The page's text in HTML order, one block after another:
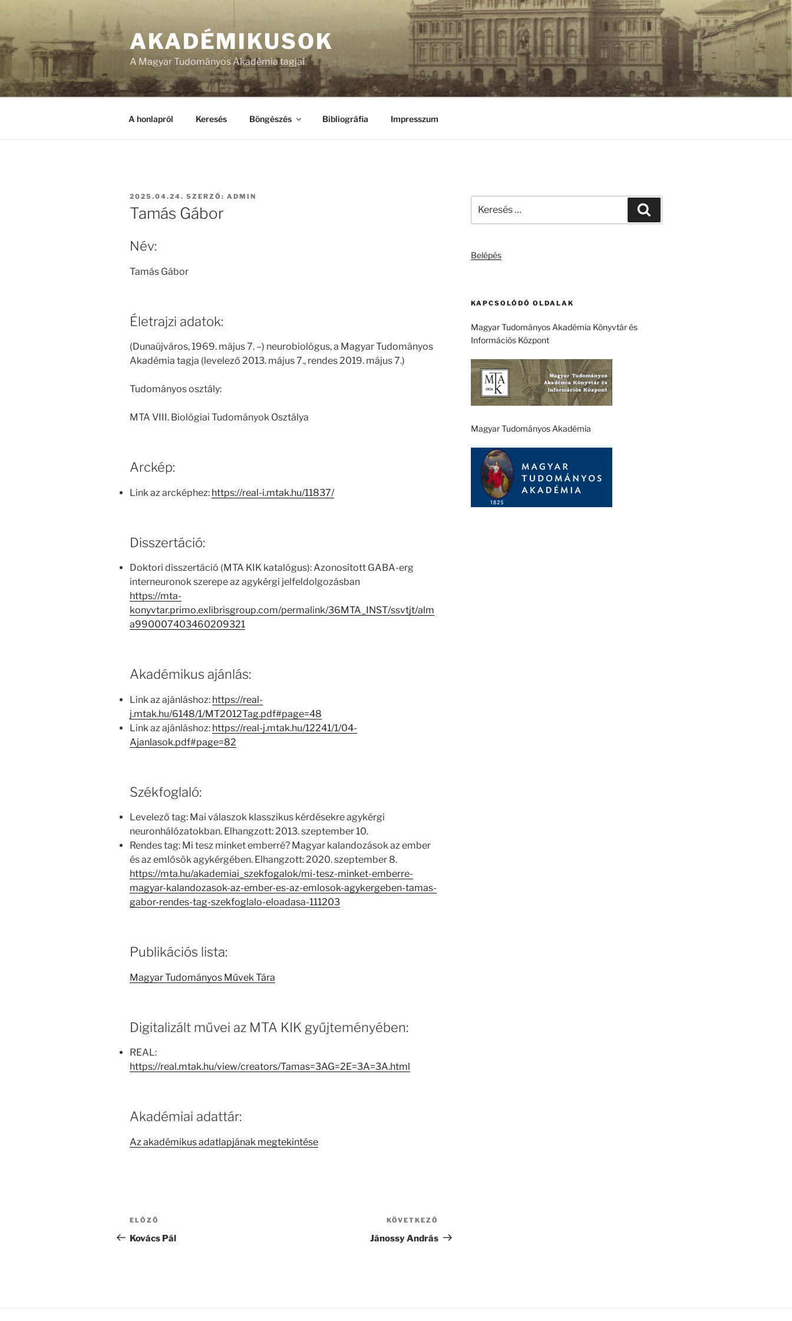
AKADÉMIKUSOK
A Magyar Tudományos Akadémia tagjai
A honlapról Keresés Böngészés Bibliográfia Impresszum
BEKÜLDVE:
2025.04.24. SZERZŐ: ADMIN
Tamás Gábor
Név:
Tamás Gábor
Életrajzi adatok:
(Dunaújváros, 1969. május 7. –) neurobiológus, a Magyar Tudományos
Akadémia tagja (levelező 2013. május 7., rendes 2019. május 7.)
Tudományos osztály:
MTA VIII. Biológiai Tudományok Osztálya
Arckép:
Link az arcképhez: https://real-i.mtak.hu/11837/
Disszertáció:
Doktori disszertáció (MTA KIK katalógus): Azonosított GABA-erg
interneuronok szerepe az agykérgi jelfeldolgozásban
https://mta-
konyvtar.primo.exlibrisgroup.com/permalink/36MTA_INST/ssvtjt/alm
a990007403460209321
Akadémikus ajánlás:
Link az ajánláshoz: https://real-
j.mtak.hu/6148/1/MT2012Tag.pdf#page=48
Link az ajánláshoz: https://real-j.mtak.hu/12241/1/04-
Ajanlasok.pdf#page=82
Székfoglaló:
Levelező tag: Mai válaszok klasszikus kérdésekre agykérgi
neuronhálózatokban. Elhangzott: 2013. szeptember 10.
Rendes tag: Mi tesz minket emberré? Magyar kalandozások az ember
és az emlősök agykérgében. Elhangzott: 2020. szeptember 8.
https://mta.hu/akademiai_szekfogalok/mi-tesz-minket-emberre-
magyar-kalandozasok-az-ember-es-az-emlosok-agykergeben-tamas-
gabor-rendes-tag-szekfoglalo-eloadasa-111203
Publikációs lista:
Magyar Tudományos Művek Tára
Digitalizált művei az MTA KIK gyűjteményében:
REAL:
https://real.mtak.hu/view/creators/Tamas=3AG=2E=3A=3A.html
Akadémiai adattár:
Az akadémikus adatlapjának megtekintése
Bejegyzés
navigáció
Korábbi
bejegyzés
ELŐZŐ
Kovács Pál
bejegyzés
KÖVETKEZŐ
Jánossy András
következő
Belépés
KAPCSOLÓDÓ OLDALAK
Magyar Tudományos Akadémia Könyvtár és
Információs Központ
Magyar Tudományos Akadémia